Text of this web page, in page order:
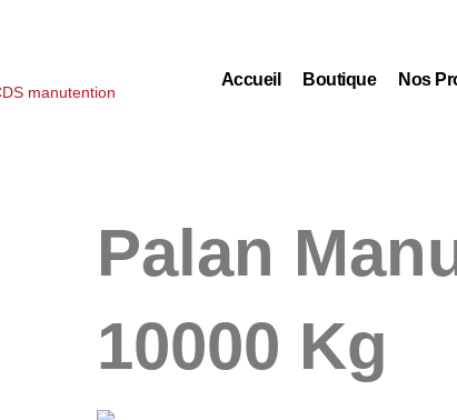
Accueil Boutique Nos
Palan
10000 Kg